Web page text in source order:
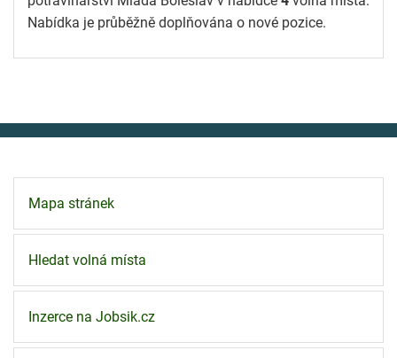
Nabídka je průběžně doplňována o nové pozice.
Mapa stránek
Hledat volná místa
Inzerce na Jobsik.cz